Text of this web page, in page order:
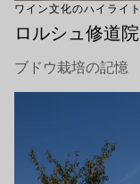
ワイン文化のハイライト
ロルシュ修道院
ブドウ栽培の記憶